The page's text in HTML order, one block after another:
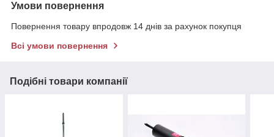
Умови повернення
Повернення товару впродовж 14 днів за рахунок покупця
Всі умови повернення
Подібні товари компанії